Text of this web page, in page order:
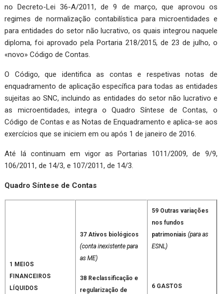
no Decreto-Lei 36-A/2011, de 9 de março, que aprovou os
regimes de normalização contabilística para microentidades e
para entidades do setor não lucrativo, os quais integrou naquele
diploma, foi aprovado pela Portaria 218/2015, de 23 de julho, o
«novo» Código de Contas.
O Código, que identifica as contas e respetivas notas de
enquadramento de aplicação específica para todas as entidades
sujeitas ao SNC, incluindo as entidades do setor não lucrativo e
as microentidades, integra o Quadro Síntese de Contas, o
Código de Contas e as Notas de Enquadramento e aplica-se aos
exercícios que se iniciem em ou após 1 de janeiro de 2016.
Até lá continuam em vigor as Portarias 1011/2009, de 9/9,
106/2011, de 14/3, e 107/2011, de 14/3.
Quadro Síntese de Contas
1 MEIOS
FINANCEIROS
LÍQUIDOS
37 Ativos biológicos
(conta inexistente para
as ME)
38 Reclassificação e
regularização de
59 Outras variações
nos fundos
patrimoniais(para as
ESNL)
6 GASTOS